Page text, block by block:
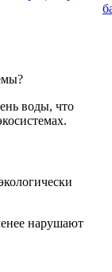
воды, что
нарушают